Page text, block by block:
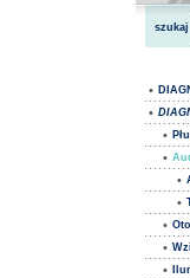
szukaj
•
•
•
•
•
•
•
•
•